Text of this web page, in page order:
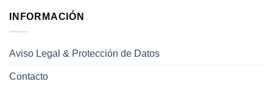
INFORMACIÓN
Aviso Legal & Protección de Datos
Contacto